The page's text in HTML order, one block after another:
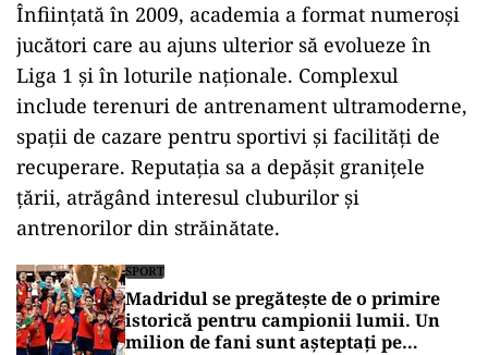
Înființată în 2009, academia a format numeroși
jucători care au ajuns ulterior să evolueze în
Liga 1 și în loturile naționale. Complexul
include terenuri de antrenament ultramoderne,
spații de cazare pentru sportivi și facilități de
recuperare. Reputația sa a depășit granițele
țării, atrăgând interesul cluburilor și
antrenorilor din străinătate.
SPORT
Madridul se pregătește de o primire
istorică pentru campionii lumii. Un
milion de fani sunt așteptați pe